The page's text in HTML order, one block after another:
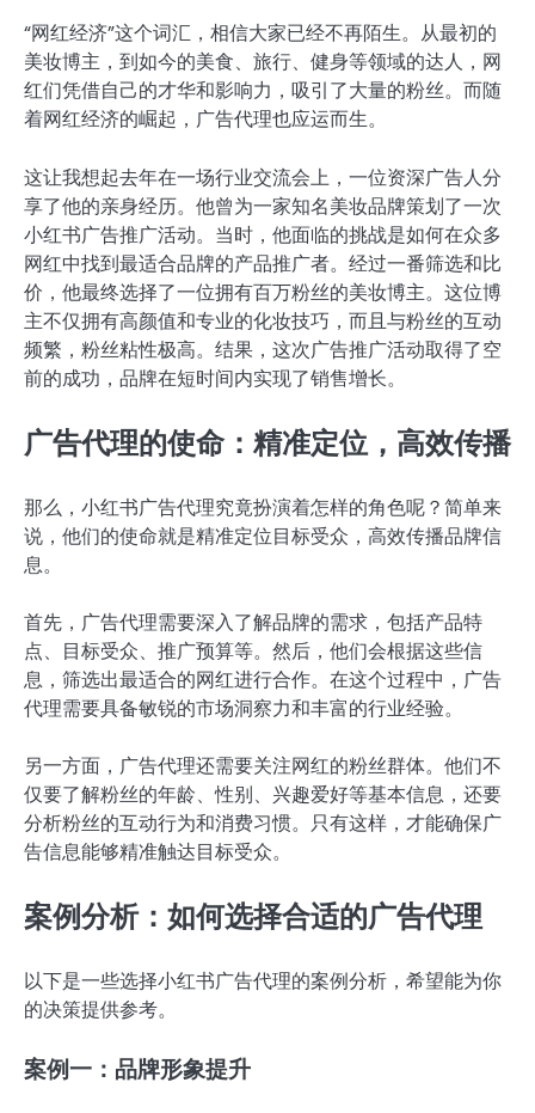
“网红经济”这个词汇，相信大家已经不再陌生。从最初的
美妆博主，到如今的美食、旅行、健身等领域的达人，网
红们凭借自己的才华和影响力，吸引了大量的粉丝。而随
着网红经济的崛起，广告代理也应运而生。
这让我想起去年在一场行业交流会上，一位资深广告人分
享了他的亲身经历。他曾为一家知名美妆品牌策划了一次
小红书广告推广活动。当时，他面临的挑战是如何在众多
网红中找到最适合品牌的产品推广者。经过一番筛选和比
价，他最终选择了一位拥有百万粉丝的美妆博主。这位博
主不仅拥有高颜值和专业的化妆技巧，而且与粉丝的互动
频繁，粉丝粘性极高。结果，这次广告推广活动取得了空
前的成功，品牌在短时间内实现了销售增长。
广告代理的使命：精准定位，高效传播
那么，小红书广告代理究竟扮演着怎样的角色呢？简单来
说，他们的使命就是精准定位目标受众，高效传播品牌信
息。
首先，广告代理需要深入了解品牌的需求，包括产品特
点、目标受众、推广预算等。然后，他们会根据这些信
息，筛选出最适合的网红进行合作。在这个过程中，广告
代理需要具备敏锐的市场洞察力和丰富的行业经验。
另一方面，广告代理还需要关注网红的粉丝群体。他们不
仅要了解粉丝的年龄、性别、兴趣爱好等基本信息，还要
分析粉丝的互动行为和消费习惯。只有这样，才能确保广
告信息能够精准触达目标受众。
案例分析：如何选择合适的广告代理
以下是一些选择小红书广告代理的案例分析，希望能为你
的决策提供参考。
案例一：品牌形象提升